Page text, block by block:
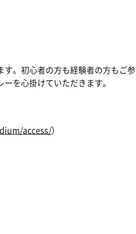
。初心者の方も経験者の方もご参
を心掛けていただきます。
access/）